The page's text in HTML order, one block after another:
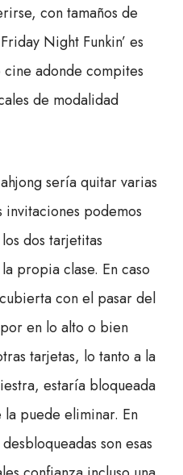
con tamaños de
Night Funkin’ es
adonde compites
de modalidad
serí­a quitar varias
podemos
dos tarjetitas
propia clase. En caso
con el pasar del
en lo alto o bien
tarjetas, lo tanto a la
estaría bloqueada
puede eliminar. En
son esas